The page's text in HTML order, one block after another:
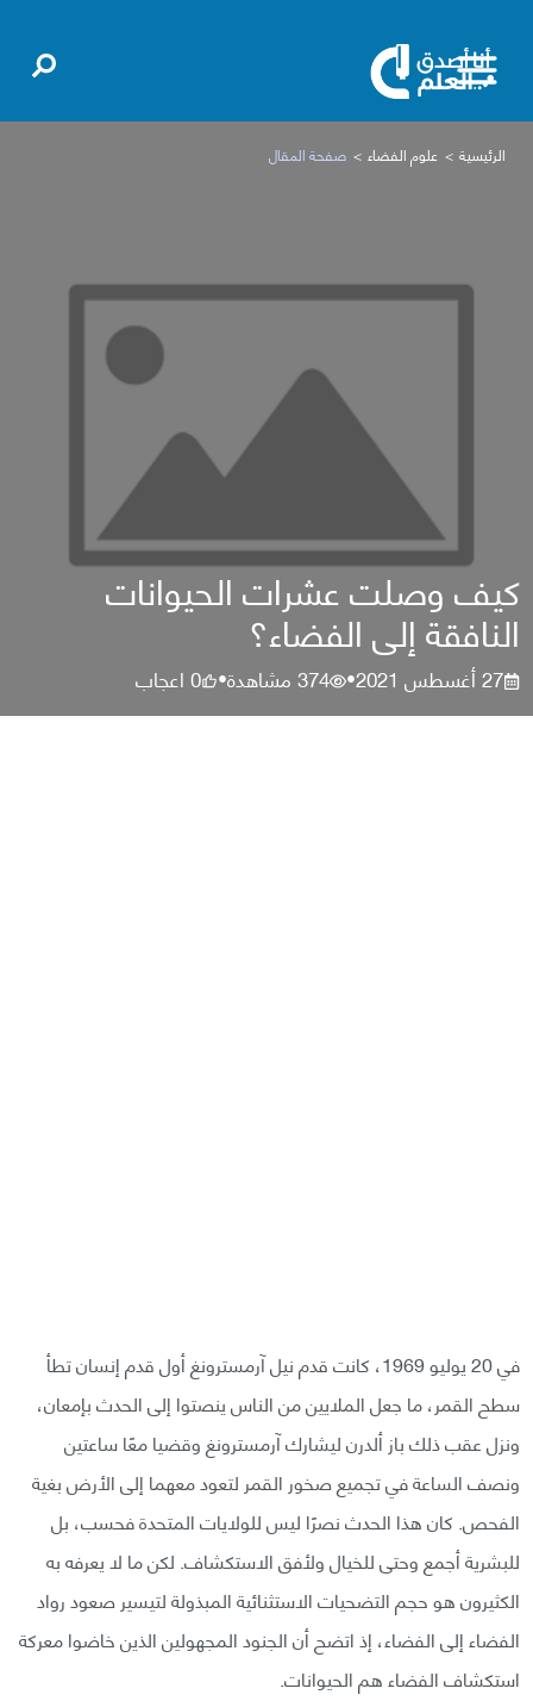
الرئيسية علوم الفضاء صفحة المقال
كيف وصلت عشرات الحيوانات
النافقة إلى الفضاء؟
27 أغسطس 2021 •
374مشاهدة•
0اعجاب
في 20 يوليو 1969، كانت قدم نيل آرمسترونغ أول قدم إنسان تطأ
سطح القمر، ما جعل الملايين من الناس ينصتوا إلى الحدث بإمعان،
ونزل عقب ذلك باز ألدرن ليشارك آرمسترونغ وقضيا معًا ساعتين
ونصف الساعة في تجميع صخور القمر لتعود معهما إلى الأرض بغية
الفحص. كان هذا الحدث نصرًا ليس للولايات المتحدة فحسب، بل
للبشرية أجمع وحتى للخيال ولأفق الاستكشاف. لكن ما لا يعرفه به
الكثيرون هو حجم التضحيات الاستثنائية المبذولة لتيسير صعود رواد
الفضاء إلى الفضاء، إذ اتضح أن الجنود المجهولين الذين خاضوا معركة
استكشاف الفضاء هم الحيوانات.